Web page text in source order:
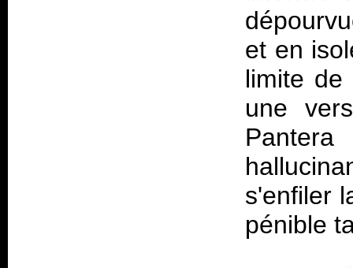
et en
limite de
une
s'enfiler
pénible